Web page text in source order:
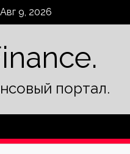
9, 2026
портал.